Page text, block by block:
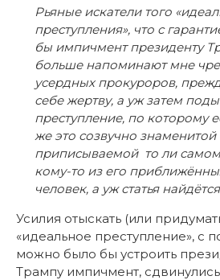
Рьяные искатели того
преступления», что с
бы импичмент президенту
больше напоминают мне
усердных прокуроров,
себе жертву, а уж затем
преступление, по которому
же это созвучно знаменитой
приписываемой то ли
кому-то из его
человек, а уж статья
Усилия отыскать (или
«идеальное преступление», с
можно было бы устроить
Трампу импичмент,